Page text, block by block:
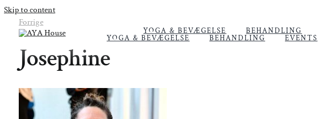
Skip to content
YOGA & BEVÆGELSE BEHANDLING
YOGA & BEVÆGELSE BEHANDLING EVENTS
Forrige
Josephine